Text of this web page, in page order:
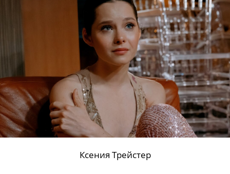
Тимофей Трибунцев